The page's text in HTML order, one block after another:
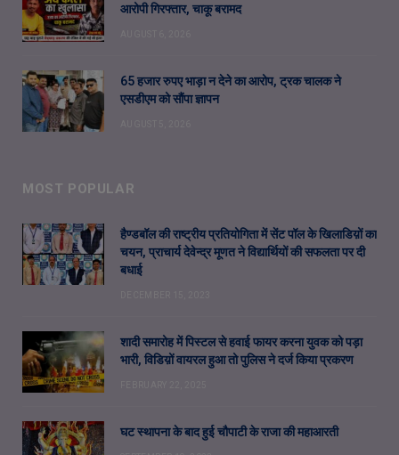
आरोपी गिरफ्तार, चाकू बरामद
65 हजार रुपए भाड़ा न देने का आरोप, ट्रक चालक ने
एसडीएम को सौंपा ज्ञापन
MOST POPULAR
हैण्डबॉल की राष्ट्रीय प्रतियोगिता में सेंट पॉल के खिलाडिय़ों का
चयन, प्राचार्य देवेन्द्र मूणत ने विद्यार्थियों की सफलता पर दी
बधाई
शादी समारोह में पिस्टल से हवाई फायर करना युवक को पड़ा
भारी, विडिय़ों वायरल हुआ तो पुलिस ने दर्ज किया प्रकरण
घट स्थापना के बाद हुई चौपाटी के राजा की महाआरती